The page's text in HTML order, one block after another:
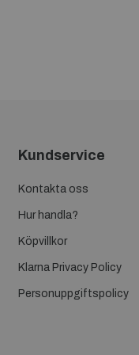
Kundservice
Kontakta oss
Hur handla?
Köpvillkor
Klarna Privacy Policy
Personuppgiftspolicy